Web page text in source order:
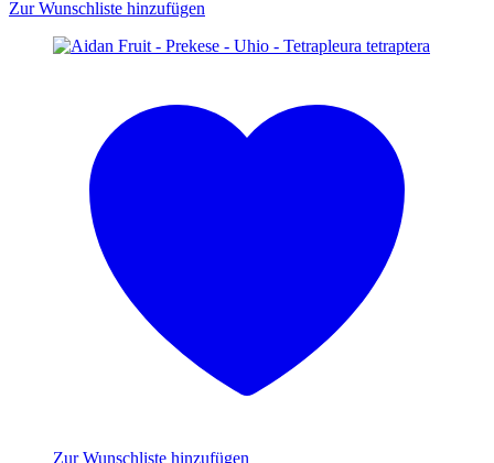
Zur Wunschliste hinzufügen
Zur Wunschliste hinzufügen